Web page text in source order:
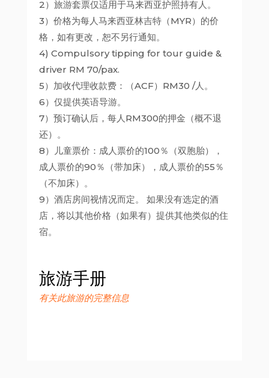
2）旅游套票仅适用于马来西亚护照持有人。
3）价格为每人马来西亚林吉特（MYR）的价
格，如有更改，恕不另行通知。
4) Compulsory tipping for tour guide &
driver RM 70/pax.
5）加收代理收款费：（ACF）RM30 /人。
6）仅提供英语导游。
7）预订确认后，每人RM300的押金（概不退
还）。
8）儿童票价：成人票价的100％（双胞胎），
成人票价的90％（带加床），成人票价的55％
（不加床）。
9）酒店房间视情况而定。 如果没有选定的酒
店，将以其他价格（如果有）提供其他类似的住
宿。
旅游手册
有关此旅游的完整信息